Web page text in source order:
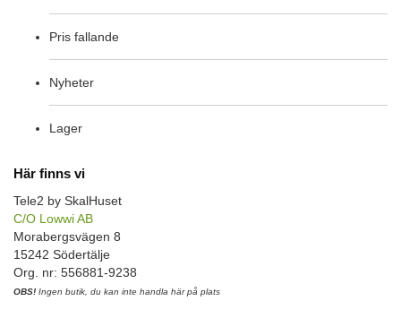
Pris fallande
Nyheter
Lager
Här finns vi
Tele2 by SkalHuset
C/O Lowwi AB
Morabergsvägen 8
15242 Södertälje
Org. nr: 556881-9238
OBS! Ingen butik, du kan inte handla här på plats